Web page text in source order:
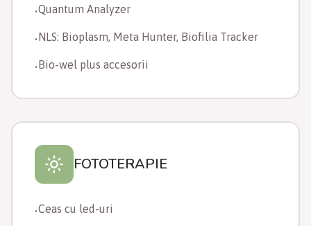
•Quantum Analyzer
•NLS: Bioplasm, Meta Hunter, Biofilia Tracker
•Bio-wel plus accesorii
FOTOTERAPIE
•Ceas cu led-uri